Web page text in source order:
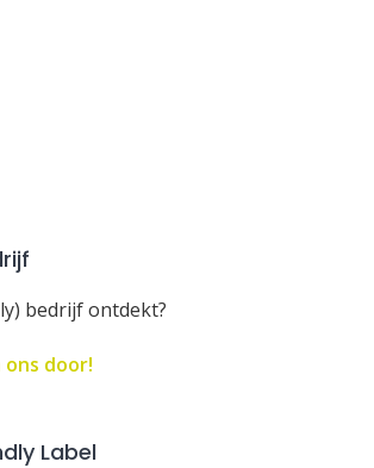
bedrijf ontdekt?
door!
Label